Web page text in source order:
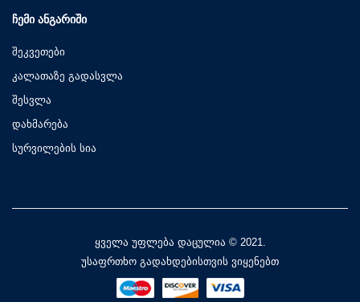
ᲩᲔᲛᲘ ᲐᲜᲒᲐᲠᲘᲨᲘ
შეკვეთები
კალათაზე გადასვლა
შესვლა
დახმარება
სურვილების სია
ყველა უფლება დაცულია © 2021.
უსაფრთხო გადახდებისთვის ვიყენებთ